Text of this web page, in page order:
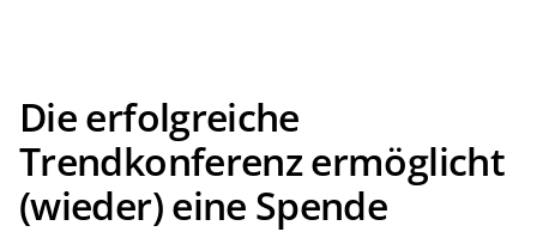
Die erfolgreiche
Trendkonferenz ermöglicht
(wieder) eine Spende